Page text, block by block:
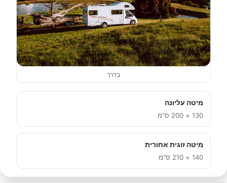
בדרך
מיטה עליונה
130 × 200 ס"מ
מיטה זוגית אחורית
140 × 210 ס"מ